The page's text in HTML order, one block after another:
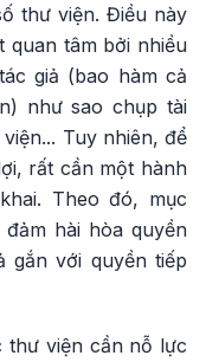
thư viện. Điều này
quan tâm bởi nhiều
giả (bao hàm cả
như sao chụp tài
Tuy nhiên, để
rất cần một hành
Theo đó, mục
hài hòa quyền
gắn với quyền tiếp
thư viện cần nỗ lực